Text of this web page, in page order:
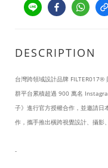
DESCRIPTION
台灣跨領域設計品牌
群平台累積超過 900 萬名
子》進行官方授權合作，並邀請
作，攜手推出橫跨視覺設計、攝影
-